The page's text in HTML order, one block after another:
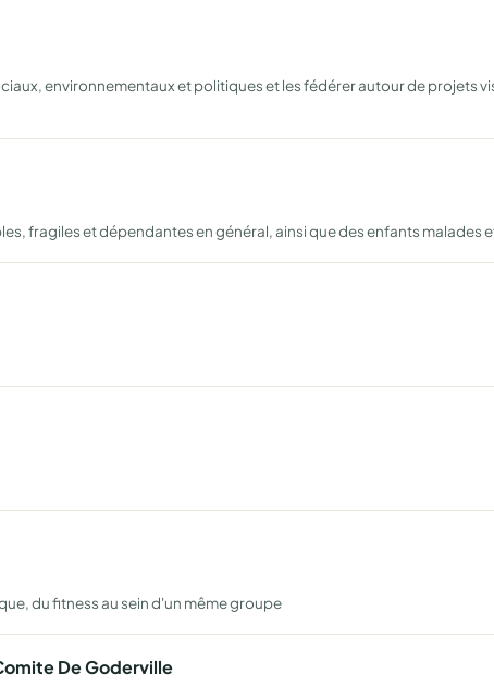
environnementaux et politiques et les fédérer autour de projets
fragiles et dépendantes en général, ainsi que des enfants malades
du fitness au sein d'un même groupe
De Goderville